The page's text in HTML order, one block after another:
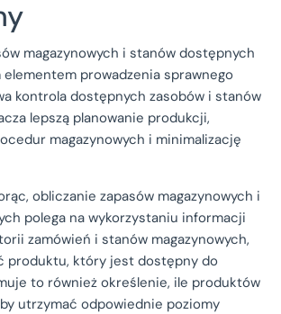
magazynowych i stanów dostępnych
prowadzenia sprawnego
kontrola dostępnych zasobów i stanów
lepszą planowanie produkcji,
magazynowych i minimalizację
obliczanie zapasów magazynowych i
polega na wykorzystaniu informacji
zamówień i stanów magazynowych,
produktu, który jest dostępny do
to również określenie, ile produktów
utrzymać odpowiednie poziomy